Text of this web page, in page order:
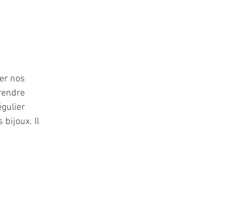
nos
bijoux. Il